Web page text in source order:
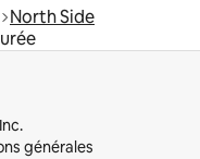
North Side
générales